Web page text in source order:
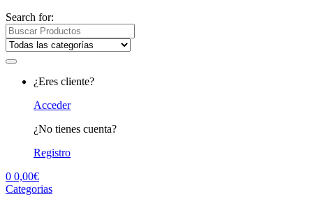
Search for:
¿Eres cliente?
Acceder
¿No tienes cuenta?
Registro
0 0,00€
Categorias